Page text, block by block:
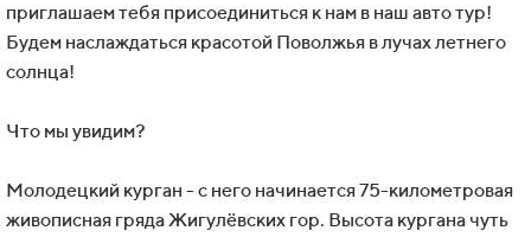
приглашаем тебя присоединиться к нам в наш авто тур!
Будем наслаждаться красотой Поволжья в лучах летнего
солнца!
Что мы увидим?
Молодецкий курган - с него начинается 75-километровая
живописная гряда Жигулёвских гор. Высота кургана чуть